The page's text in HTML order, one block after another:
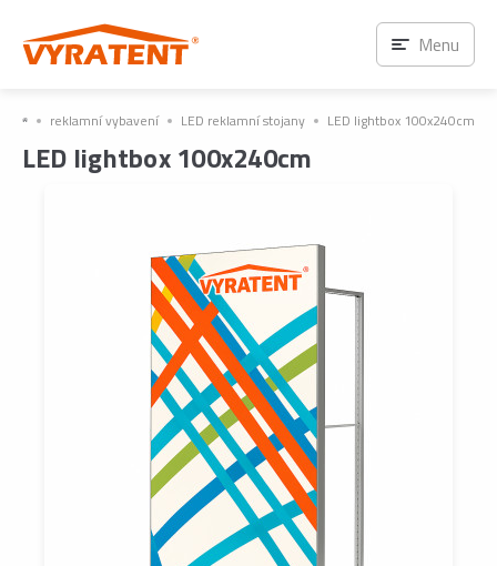
reklamní vybavení LED reklamní stojany LED lightbox 100x240cm
LED lightbox 100x240cm
Menu